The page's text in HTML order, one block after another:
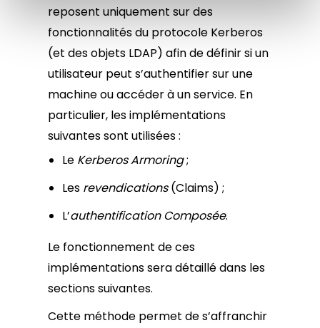
reposent uniquement sur des
fonctionnalités du protocole Kerberos
(et des objets LDAP) afin de définir si un
utilisateur peut s’authentifier sur une
machine ou accéder à un service. En
particulier, les implémentations
suivantes sont utilisées :
Le Kerberos Armoring;
Les revendications(Claims) ;
L’authentification Composée.
Le fonctionnement de ces
implémentations sera détaillé dans les
sections suivantes.
Cette méthode permet de s’affranchir